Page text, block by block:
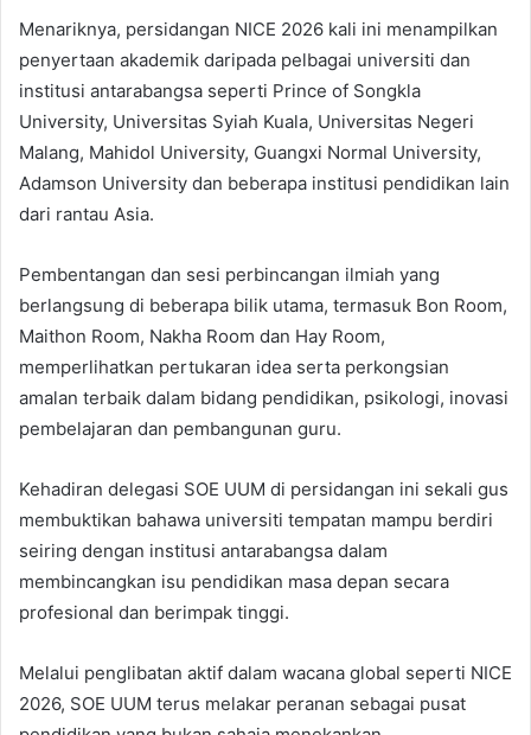
Menariknya, persidangan NICE 2026 kali ini menampilkan
penyertaan akademik daripada pelbagai universiti dan
institusi antarabangsa seperti Prince of Songkla
University, Universitas Syiah Kuala, Universitas Negeri
Malang, Mahidol University, Guangxi Normal University,
Adamson University dan beberapa institusi pendidikan lain
dari rantau Asia.
Pembentangan dan sesi perbincangan ilmiah yang
berlangsung di beberapa bilik utama, termasuk Bon Room,
Maithon Room, Nakha Room dan Hay Room,
memperlihatkan pertukaran idea serta perkongsian
amalan terbaik dalam bidang pendidikan, psikologi, inovasi
pembelajaran dan pembangunan guru.
Kehadiran delegasi SOE UUM di persidangan ini sekali gus
membuktikan bahawa universiti tempatan mampu berdiri
seiring dengan institusi antarabangsa dalam
membincangkan isu pendidikan masa depan secara
profesional dan berimpak tinggi.
Melalui penglibatan aktif dalam wacana global seperti NICE
2026, SOE UUM terus melakar peranan sebagai pusat